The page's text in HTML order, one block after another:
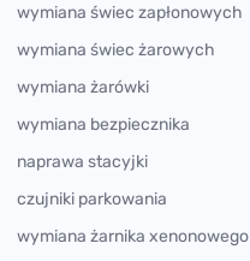
wymiana świec zapłonowych
wymiana świec żarowych
wymiana żarówki
wymiana bezpiecznika
naprawa stacyjki
czujniki parkowania
wymiana żarnika xenonowego